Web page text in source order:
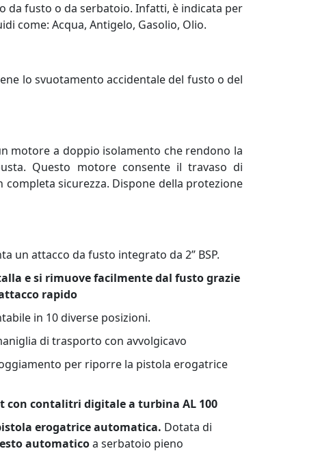
da fusto o da serbatoio. Infatti, è indicata per
come: Acqua, Antigelo, Gasolio, Olio.
lo svuotamento accidentale del fusto o del
motore a doppio isolamento che rendono la
Questo motore consente il travaso di
completa sicurezza. Dispone della protezione
un attacco da fusto integrato da 2” BSP.
e si rimuove facilmente dal fusto grazie
rapido
in 10 diverse posizioni.
di trasporto con avvolgicavo
per riporre la pistola erogatrice
con contalitri digitale a turbina AL 100
erogatrice automatica. Dotata di
automaticoa serbatoio pieno